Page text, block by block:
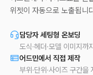
위젯이 자동으로 노출됩니
담당자 세팅형 온보딩
도식·헤더·모델 이미지까
어드민에서 직접 제작
부위·단위·사이즈 구간을